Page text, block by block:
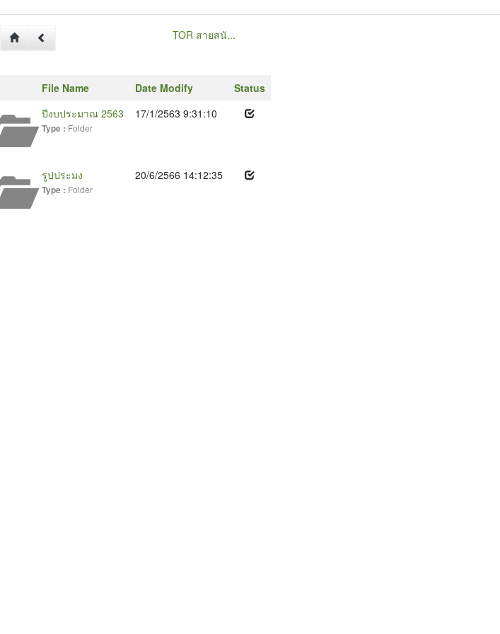
TOR สายสนั...
File Name Date Modify
Status
ปีงบประมาณ 2563
Type : Folder
17/1/2563 9:31:10
รูปประมง
Type : Folder
20/6/2566 14:12:35